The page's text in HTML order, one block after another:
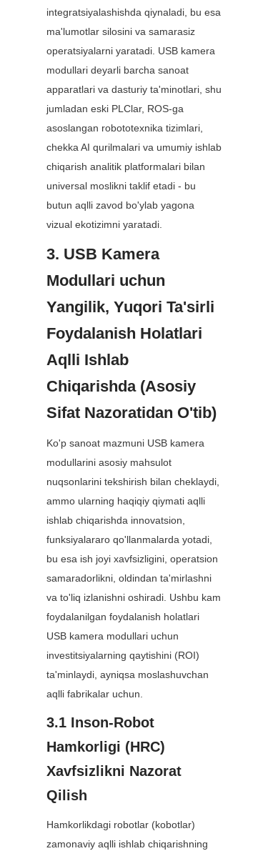
integratsiyalashishda qiynaladi, bu esa
ma'lumotlar silosini va samarasiz
operatsiyalarni yaratadi. USB kamera
modullari deyarli barcha sanoat
apparatlari va dasturiy ta'minotlari, shu
jumladan eski PLClar, ROS-ga
asoslangan robototexnika tizimlari,
chekka AI qurilmalari va umumiy ishlab
chiqarish analitik platformalari bilan
universal moslikni taklif etadi - bu
butun aqlli zavod bo'ylab yagona
vizual ekotizimni yaratadi.
3. USB Kamera
Modullari uchun
Yangilik, Yuqori Ta'sirli
Foydalanish Holatlari
Aqlli Ishlab
Chiqarishda (Asosiy
Sifat Nazoratidan O'tib)
Ko'p sanoat mazmuni USB kamera
modullarini asosiy mahsulot
nuqsonlarini tekshirish bilan cheklaydi,
ammo ularning haqiqiy qiymati aqlli
ishlab chiqarishda innovatsion,
funksiyalararo qo'llanmalarda yotadi,
bu esa ish joyi xavfsizligini, operatsion
samaradorlikni, oldindan ta'mirlashni
va to'liq izlanishni oshiradi. Ushbu kam
foydalanilgan foydalanish holatlari
USB kamera modullari uchun
investitsiyalarning qaytishini (ROI)
ta'minlaydi, ayniqsa moslashuvchan
aqlli fabrikalar uchun.
3.1 Inson-Robot
Hamkorligi (HRC)
Xavfsizlikni Nazorat
Qilish
Hamkorlikdagi robotlar (kobotlar)
zamonaviy aqlli ishlab chiqarishning